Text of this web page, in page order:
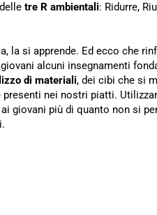
tre R ambientali: Ridurre,
la si apprende. Ed ecco che
alcuni insegnamenti
di materiali, dei cibi che si
nei nostri piatti.
giovani più di quanto non si